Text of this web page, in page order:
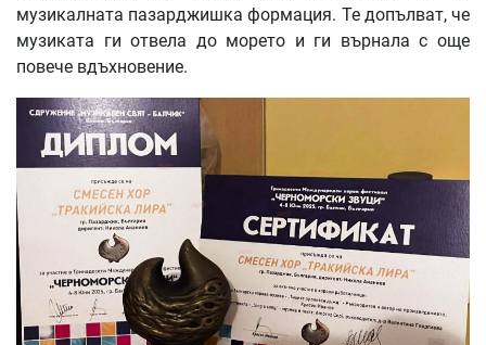
музикалната пазарджишка формация. Те допълват, че
музиката ги отвела до морето и ги върнала с още
повече вдъхновение.